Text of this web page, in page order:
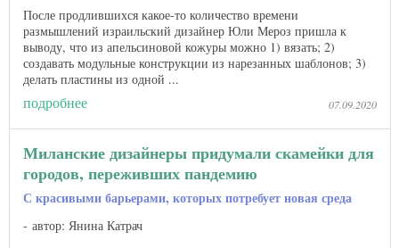
После продлившихся какое-то количество времени
размышлений израильский дизайнер Юли Мероз пришла к
выводу, что из апельсиновой кожуры можно 1) вязать; 2)
создавать модульные конструкции из нарезанных шаблонов; 3)
делать пластины из одной ...
подробнее 07.09.2020
Миланские дизайнеры придумали скамейки для
городов, переживших пандемию
С красивыми барьерами, которых потребует новая среда
автор: Янина Катрач